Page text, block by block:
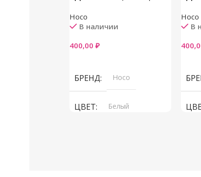
Hoco
В наличии
400,00 ₽
БРЕНД Hoco
ЦВЕТ Белый
Hoco
В